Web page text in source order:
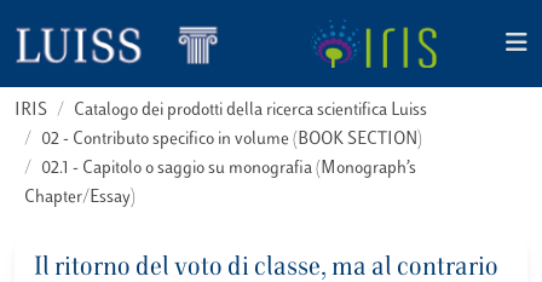
IRIS
Catalogo dei prodotti della ricerca scientifica Luiss
02 - Contributo specifico in volume (BOOK SECTION)
02.1 - Capitolo o saggio su monografia (Monograph’s
Chapter/Essay)
Il ritorno del voto di classe, ma al contrario